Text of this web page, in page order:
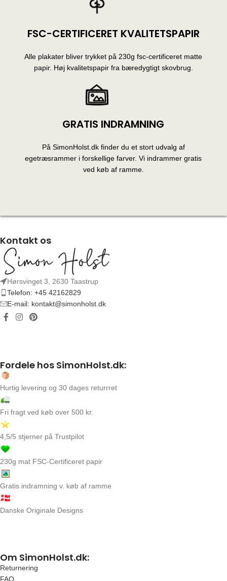
FSC-CERTIFICERET KVALITETSPAPIR
Alle plakater bliver trykket på 230g fsc-certificeret matte
papir. Høj kvalitetspapir fra bæredygtigt skovbrug.
GRATIS INDRAMNING
På SimonHolst.dk finder du et stort udvalg af
egetræsrammer i forskellige farver. Vi indrammer gratis
ved køb af ramme.
Kontakt os
Hørsvinget 3, 2630 Taastrup
Telefon: +45 42162829
E-mail: kontakt@simonholst.dk
Fordele hos SimonHolst.dk:
Hurtig levering og 30 dages returrret
Fri fragt ved køb over 500 kr.
4,5/5 stjerner på Trustpilot
230g mat FSC-Certificeret papir
Gratis indramning v. køb af ramme
Danske Originale Designs
Om SimonHolst.dk:
Returnering
FAQ